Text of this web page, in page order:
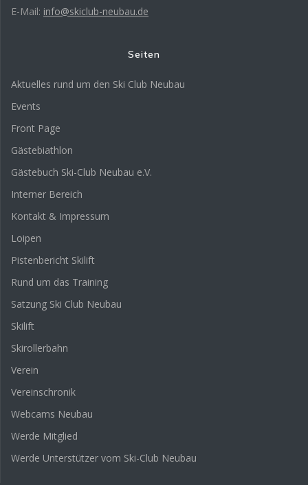
E-Mail: info@skiclub-neubau.de
Seiten
Aktuelles rund um den Ski Club Neubau
Events
Front Page
Gästebiathlon
Gästebuch Ski-Club Neubau e.V.
Interner Bereich
Kontakt & Impressum
Loipen
Pistenbericht Skilift
Rund um das Training
Satzung Ski Club Neubau
Skilift
Skirollerbahn
Verein
Vereinschronik
Webcams Neubau
Werde Mitglied
Werde Unterstützer vom Ski-Club Neubau